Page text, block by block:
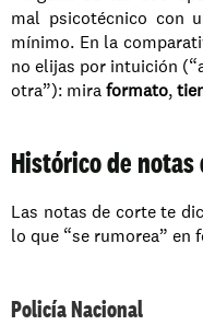
mal psicotécnico con
mínimo. En la
no elijas por intuición
otra”): mira formato,
Histórico de notas
Las notas de corte te
lo que “se rumorea” en
Policía Nacional